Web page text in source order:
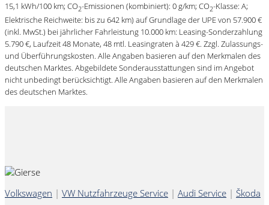
15,1 kWh/100 km; CO2-Emissionen (kombiniert): 0 g/km; CO2-Klasse: A;
Elektrische Reichweite: bis zu 642 km) auf Grundlage der UPE von 57.900 €
(inkl. MwSt.) bei jährlicher Fahrleistung 10.000 km: Leasing-Sonderzahlung
5.790 €, Laufzeit 48 Monate, 48 mtl. Leasingraten à 429 €. Zzgl. Zulassungs-
und Überführungskosten. Alle Angaben basieren auf den Merkmalen des
deutschen Marktes. Abgebildete Sonderausstattungen sind im Angebot
nicht unbedingt berücksichtigt. Alle Angaben basieren auf den Merkmalen
des deutschen Marktes.
Volkswagen | VW Nutzfahrzeuge Service | Audi Service | Škoda